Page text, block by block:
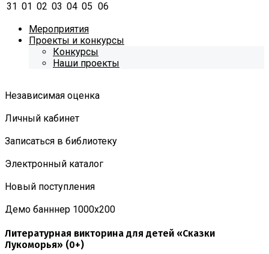
31 01 02 03 04 05 06
Мероприятия
Проекты и конкурсы
Конкурсы
Наши проекты
Независимая оценка
Личный кабинет
Записаться в библиотеку
Электронный каталог
Новый поступления
Демо банннер 1000х200
Литературная викторина для детей «Сказки
Лукоморья» (0+)